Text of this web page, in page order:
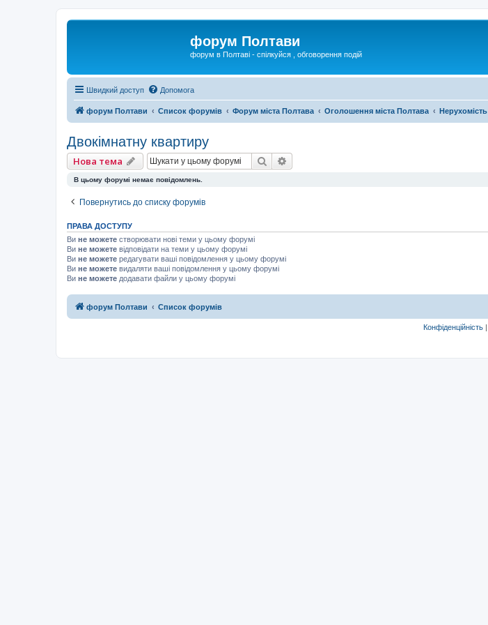
форум Полтави
форум в Полтаві - спілкуйся , обговорення подій
Швидкий доступ Допомога
форум Полтави Список форумів Форум міста Полтава Оголошення міста Полтава Нерухомість
Двокімнатну квартиру
Нова тема Пошук
В цьому форумі немає повідомлень.
Повернутись до списку форумів
ПРАВА ДОСТУПУ
Ви не можете створювати нові теми у цьому форумі
Ви не можете відповідати на теми у цьому форумі
Ви не можете редагувати ваші повідомлення у цьому форумі
Ви не можете видаляти ваші повідомлення у цьому форумі
Ви не можете додавати файли у цьому форумі
форум Полтави Список форумів
Конфіденційність |